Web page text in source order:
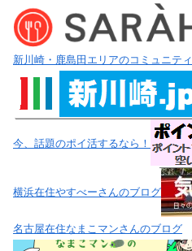
新川崎・鹿島田エリアのコミュニティ
今、話題のポイ活するなら！
横浜在住やすべーさんのブログ
名古屋在住なまこマンさんのブログ